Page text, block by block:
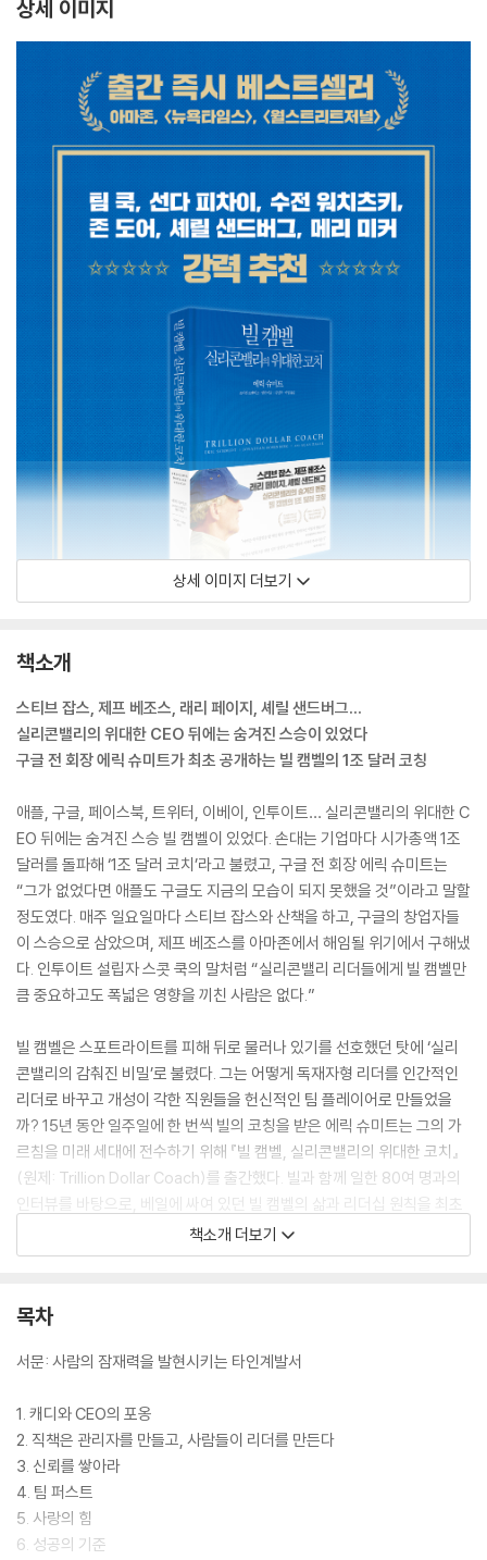
상세 이미지
상세 이미지 더보기
책소개
스티브 잡스, 제프 베조스, 래리 페이지, 셰릴 샌드버그…
실리콘밸리의 위대한 CEO 뒤에는 숨겨진 스승이 있었다
구글 전 회장 에릭 슈미트가 최초 공개하는 빌 캠벨의 1조 달러 코칭
애플, 구글, 페이스북, 트위터, 이베이, 인투이트… 실리콘밸리의 위대한 C
EO 뒤에는 숨겨진 스승 빌 캠벨이 있었다. 손대는 기업마다 시가총액 1조
달러를 돌파해 ‘1조 달러 코치’라고 불렸고, 구글 전 회장 에릭 슈미트는
“그가 없었다면 애플도 구글도 지금의 모습이 되지 못했을 것”이라고 말할
정도였다. 매주 일요일마다 스티브 잡스와 산책을 하고, 구글의 창업자들
이 스승으로 삼았으며, 제프 베조스를 아마존에서 해임될 위기에서 구해냈
다. 인투이트 설립자 스콧 쿡의 말처럼 “실리콘밸리 리더들에게 빌 캠벨만
큼 중요하고도 폭넓은 영향을 끼친 사람은 없다.”
빌 캠벨은 스포트라이트를 피해 뒤로 물러나 있기를 선호했던 탓에 ‘실리
콘밸리의 감춰진 비밀’로 불렸다. 그는 어떻게 독재자형 리더를 인간적인
리더로 바꾸고 개성이 각한 직원들을 헌신적인 팀 플레이어로 만들었을
까? 15년 동안 일주일에 한 번씩 빌의 코칭을 받은 에릭 슈미트는 그의 가
르침을 미래 세대에 전수하기 위해 『빌 캠벨, 실리콘밸리의 위대한 코치』
(원제: Trillion Dollar Coach)를 출간했다. 빌과 함께 일한 80여 명과의
인터뷰를 바탕으로, 베일에 싸여 있던 빌 캠벨의 삶과 리더십 원칙을 최초
공개한다. 경쟁이 아닌 협력으로, 명령이 아닌 신뢰로 가장 혁신적이고 협
력적인 조직을 만든 빌 캠벨의 지상 최고의 코칭이다.
책소개 더보기
목차
서문: 사람의 잠재력을 발현시키는 타인계발서
1. 캐디와 CEO의 포옹
2. 직책은 관리자를 만들고, 사람들이 리더를 만든다
3. 신뢰를 쌓아라
4. 팀 퍼스트
5. 사랑의 힘
6. 성공의 기준